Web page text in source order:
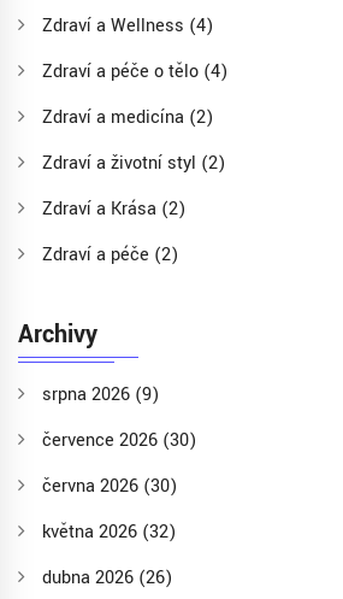
Zdraví a Wellness (4)
Zdraví a péče o tělo (4)
Zdraví a medicína (2)
Zdraví a životní styl (2)
Zdraví a Krása (2)
Zdraví a péče (2)
Archivy
srpna 2026 (9)
července 2026 (30)
června 2026 (30)
května 2026 (32)
dubna 2026 (26)